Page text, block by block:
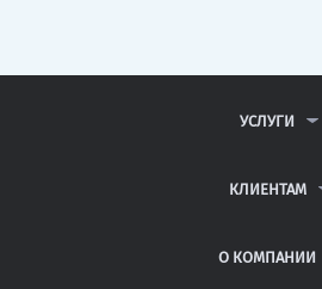
УСЛУГИ
ДИПЛОМНЫЕ
РЕФЕРАТЫ
КЛИЕНТАМ
ВОПРОСЫ И
О КОМПАНИИ